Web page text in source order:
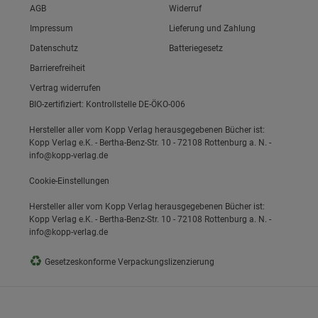
Link zum/zur
AGB
Link zum/zur
Impressum
Link zum/zur
Datenschutz
Link zum/zur
Barrierefreiheit
Vertrag widerrufen
Widerruf
Lieferung und Zahlung
Batteriegesetz
BIO-zertifiziert: Kontrollstelle DE-ÖKO-006
Hersteller aller vom Kopp Verlag herausgegebenen Bücher ist:
Kopp Verlag e.K. - Bertha-Benz-Str. 10 - 72108 Rottenburg a. N. -
info@kopp-verlag.de
Cookie-Einstellungen
Hersteller aller vom Kopp Verlag herausgegebenen Bücher ist:
Kopp Verlag e.K. - Bertha-Benz-Str. 10 - 72108 Rottenburg a. N. -
info@kopp-verlag.de
♻ Gesetzeskonforme Verpackungslizenzierung
Gruppe